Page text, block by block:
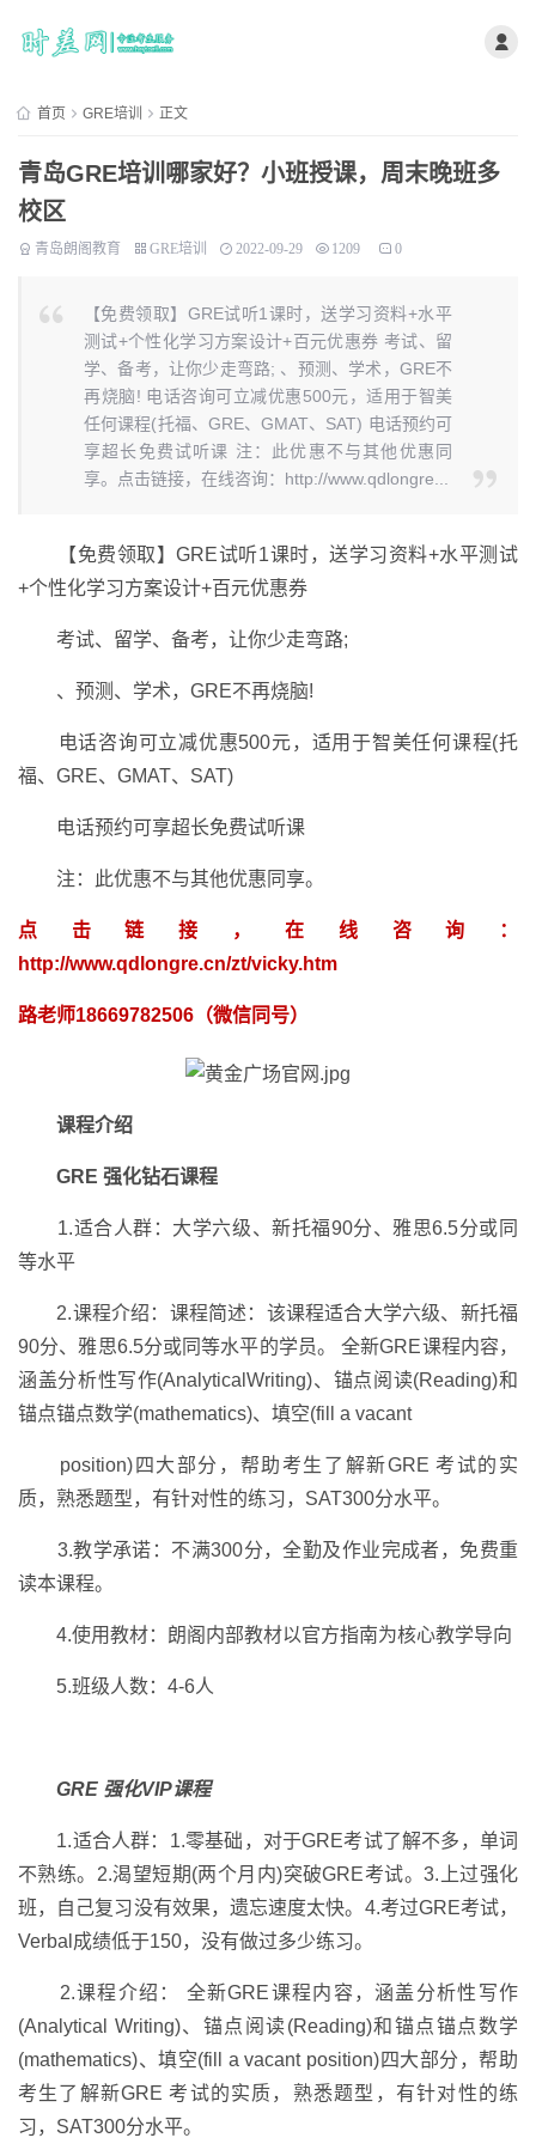
首页 GRE培训 正文
青岛GRE培训哪家好？小班授课，周末晚班多
校区
青岛朗阁教育 GRE培训 2022-09-29 1209 0
【免费领取】GRE试听1课时，送学习资料+水平
测试+个性化学习方案设计+百元优惠券 考试、留
学、备考，让你少走弯路; 、预测、学术，GRE不
再烧脑! 电话咨询可立减优惠500元，适用于智美
任何课程(托福、GRE、GMAT、SAT) 电话预约可
享超长免费试听课 注：此优惠不与其他优惠同
享。点击链接，在线咨询：http://www.qdlongre...
【免费领取】GRE试听1课时，送学习资料+水平测试
+个性化学习方案设计+百元优惠券
考试、留学、备考，让你少走弯路;
、预测、学术，GRE不再烧脑!
电话咨询可立减优惠500元，适用于智美任何课程(托
福、GRE、GMAT、SAT)
电话预约可享超长免费试听课
注：此优惠不与其他优惠同享。
点击链接，在线咨询：
http://www.qdlongre.cn/zt/vicky.htm
路老师18669782506（微信同号）
课程介绍
GRE 强化钻石课程
1.适合人群：大学六级、新托福90分、雅思6.5分或同
等水平
2.课程介绍：课程简述：该课程适合大学六级、新托福
90分、雅思6.5分或同等水平的学员。 全新GRE课程内容，
涵盖分析性写作(AnalyticalWriting)、锚点阅读(Reading)和
锚点锚点数学(mathematics)、填空(fill a vacant
position)四大部分，帮助考生了解新GRE 考试的实
质，熟悉题型，有针对性的练习，SAT300分水平。
3.教学承诺：不满300分，全勤及作业完成者，免费重
读本课程。
4.使用教材：朗阁内部教材以官方指南为核心教学导向
5.班级人数：4-6人
GRE 强化VIP课程
1.适合人群：1.零基础，对于GRE考试了解不多，单词
不熟练。2.渴望短期(两个月内)突破GRE考试。3.上过强化
班，自己复习没有效果，遗忘速度太快。4.考过GRE考试，
Verbal成绩低于150，没有做过多少练习。
2.课程介绍： 全新GRE课程内容，涵盖分析性写作
(Analytical Writing)、锚点阅读(Reading)和锚点锚点数学
(mathematics)、填空(fill a vacant position)四大部分，帮助
考生了解新GRE 考试的实质，熟悉题型，有针对性的练
习，SAT300分水平。